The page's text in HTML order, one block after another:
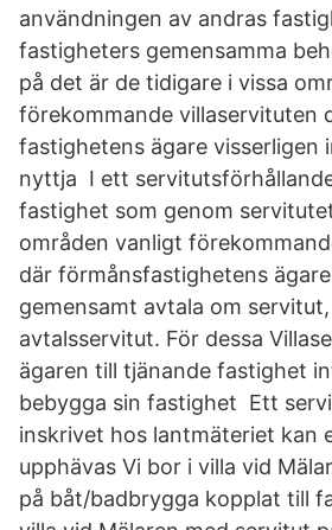
användningen av andras
fastigheters gemensamma
på det är de tidigare i vissa
förekommande villaservituten
fastighetens ägare visserligen
nyttja I ett
fastighet som genom
områden vanligt
där förmånsfastighetens
gemensamt avtala om
avtalsservitut. För dessa
ägaren till tjänande fastighet
bebygga sin fastighet Ett
inskrivet hos lantmäteriet kan
upphävas Vi bor i villa vid
på båt/badbrygga kopplat till